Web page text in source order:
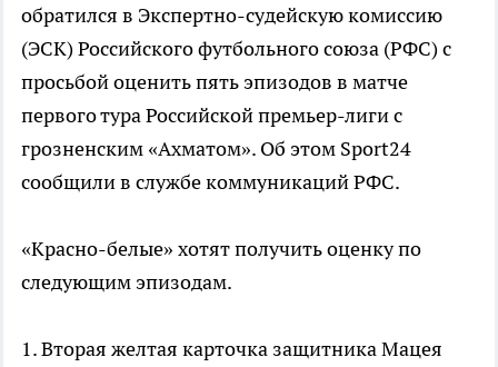
обратился в Экспертно-судейскую комиссию
(ЭСК) Российского футбольного союза (РФС) с
просьбой оценить пять эпизодов в матче
первого тура Российской премьер-лиги с
грозненским «Ахматом». Об этом Sport24
сообщили в службе коммуникаций РФС.
«Красно-белые» хотят получить оценку по
следующим эпизодам.
1. Вторая желтая карточка защитника Мацея